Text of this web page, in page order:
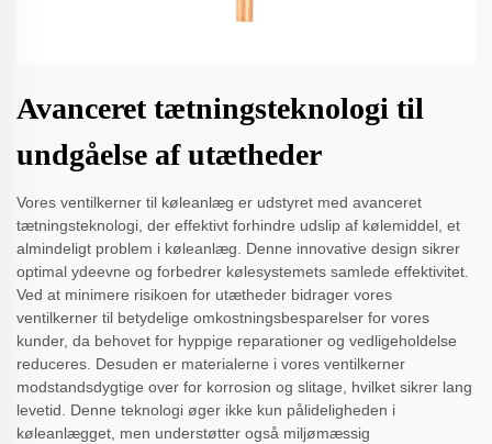
Avanceret tætningsteknologi til
undgåelse af utætheder
Vores ventilkerner til køleanlæg er udstyret med avanceret
tætningsteknologi, der effektivt forhindre udslip af kølemiddel, et
almindeligt problem i køleanlæg. Denne innovative design sikrer
optimal ydeevne og forbedrer kølesystemets samlede effektivitet.
Ved at minimere risikoen for utætheder bidrager vores
ventilkerner til betydelige omkostningsbesparelser for vores
kunder, da behovet for hyppige reparationer og vedligeholdelse
reduceres. Desuden er materialerne i vores ventilkerner
modstandsdygtige over for korrosion og slitage, hvilket sikrer lang
levetid. Denne teknologi øger ikke kun pålideligheden i
køleanlægget, men understøtter også miljømæssig